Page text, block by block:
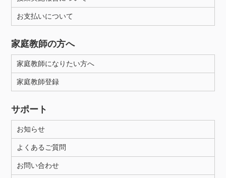
お支払いについて
家庭教師の方へ
家庭教師になりたい方へ
家庭教師登録
サポート
お知らせ
よくあるご質問
お問い合わせ